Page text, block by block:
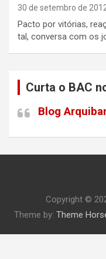
30 de setembro de
Pacto por vitórias,
tal, conversa com os
Curta o BAC
Blog
Copyright ©
Theme by: Theme